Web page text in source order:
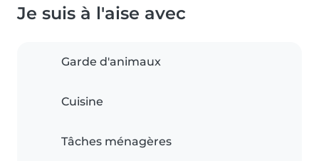
Je suis à l'aise avec
Garde d'animaux
Cuisine
Tâches ménagères